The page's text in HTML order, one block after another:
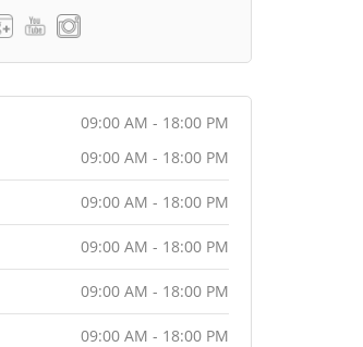
09:00 AM - 18:00 PM
09:00 AM - 18:00 PM
09:00 AM - 18:00 PM
09:00 AM - 18:00 PM
09:00 AM - 18:00 PM
09:00 AM - 18:00 PM